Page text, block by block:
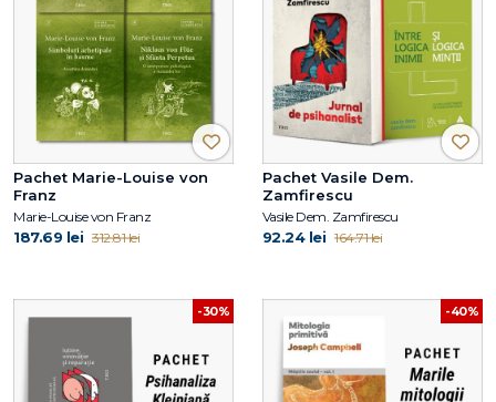
Pachet Marie-Louise von
Franz
Marie-Louise von Franz
187.69 lei 312.81 lei
Pachet Vasile Dem.
Zamfirescu
Vasile Dem. Zamfirescu
92.24 lei 164.71 lei
-30% -40%